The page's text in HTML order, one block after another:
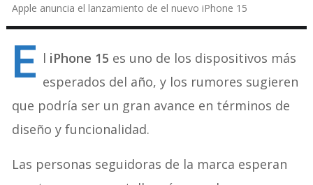
Apple anuncia el lanzamiento de el nuevo iPhone 15
E l iPhone 15 es uno de los dispositivos más
esperados del año, y los rumores sugieren
que podría ser un gran avance en términos de
diseño y funcionalidad.
Las personas seguidoras de la marca esperan